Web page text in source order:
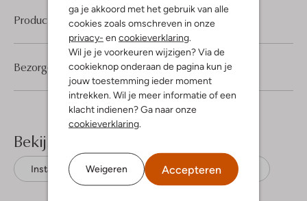
ga je akkoord met het gebruik van alle
cookies zoals omschreven in onze
privacy- en cookieverklaring
Wil je je voorkeuren wijzigen? Via de
cookieknop onderaan de pagina kun je
jouw toestemming ieder moment
intrekken. Wil je meer informatie of een
klacht indienen? Ga naar onze
cookieverklaring
Weigeren Accepteren
Product informatie
Bezorgen & retourneren
Bekijk meer
Instappers Tommy Hilfiger Textiel